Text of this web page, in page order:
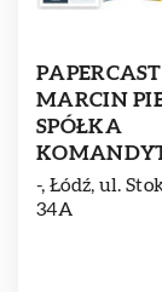
PAPERCAST
MARCIN
SPÓŁKA
-, Łódź, ul.
34A